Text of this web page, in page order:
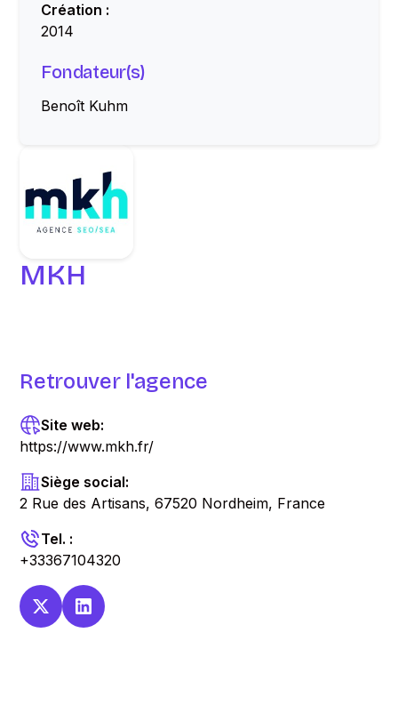
MKH
Création :
2014
Fondateur(s)
Benoît Kuhm
Retrouver l'agence
Site web:
https://www.mkh.fr/
Siège social:
2 Rue des Artisans, 67520 Nordheim, France
Tel. :
+33367104320